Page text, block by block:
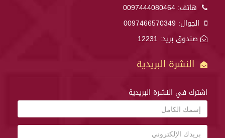
هاتف: 0097444080464
الجوال: 0097466570349
صندوق بريد: 12231
النشرة البريدية
اشترك في النشرة البريدية